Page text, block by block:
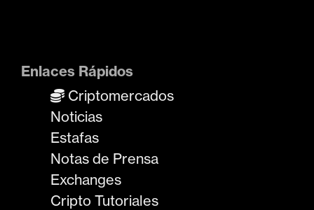
Enlaces Rápidos
Criptomercados
Noticias
Estafas
Notas de Prensa
Exchanges
Cripto Tutoriales